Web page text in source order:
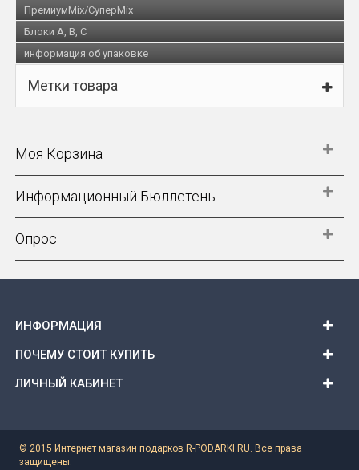
ПремиумMix/СуперMix
Блоки A, B, C
информация об упаковке
Метки товара
Моя Корзина
Информационный Бюллетень
Опрос
ИНФОРМАЦИЯ
ПОЧЕМУ СТОИТ КУПИТЬ
ЛИЧНЫЙ КАБИНЕТ
© 2015 Интернет магазин подарков R-PODARKI.RU. Все права
защищены.